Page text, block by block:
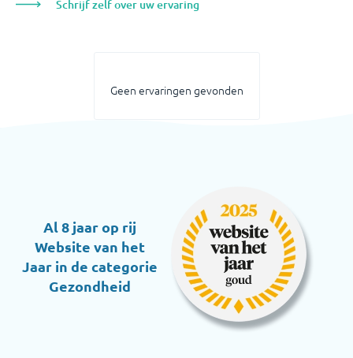
Schrijf zelf over uw ervaring
Geen ervaringen gevonden
Al 8 jaar op rij
Website van het
Jaar in de categorie
Gezondheid